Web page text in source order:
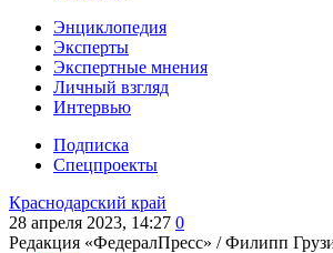
Энциклопедия
Эксперты
Экспертные мнения
Личный взгляд
Интервью
Подписка
Спецпроекты
Краснодарский край
28 апреля 2023, 14:27 0
Редакция «ФедералПресс» /Филипп